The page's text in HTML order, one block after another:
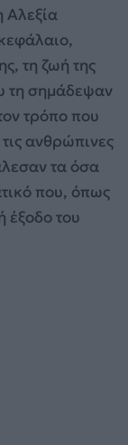
Αλεξία
τη ζωή της
τη σημάδεψαν
τρόπο που
ανθρώπινες
τα όσα
που, όπως
έξοδο του